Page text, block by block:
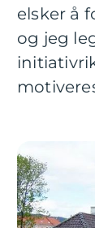
elsker å
og jeg